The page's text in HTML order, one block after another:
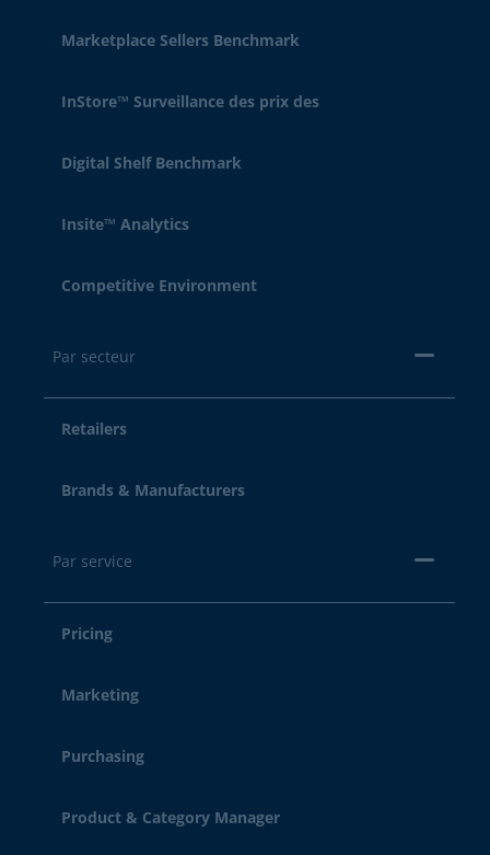
Marketplace Sellers Benchmark
InStore™ Surveillance des prix des
Digital Shelf Benchmark
Insite™ Analytics
Competitive Environment
Par secteur
Retailers
Brands & Manufacturers
Par service
Pricing
Marketing
Purchasing
Product & Category Manager